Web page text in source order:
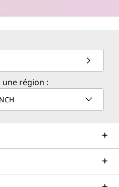
une région :